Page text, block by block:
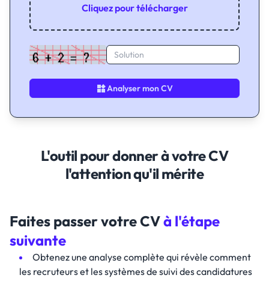
Cliquez pour télécharger
Analyser mon CV
L'outil pour donner à votre CV
l'attention qu'il mérite
Faites passer votre CVà l'étape
suivante
Obtenez une analyse complète qui révèle comment
les recruteurs et les systèmes de suivi des candidatures